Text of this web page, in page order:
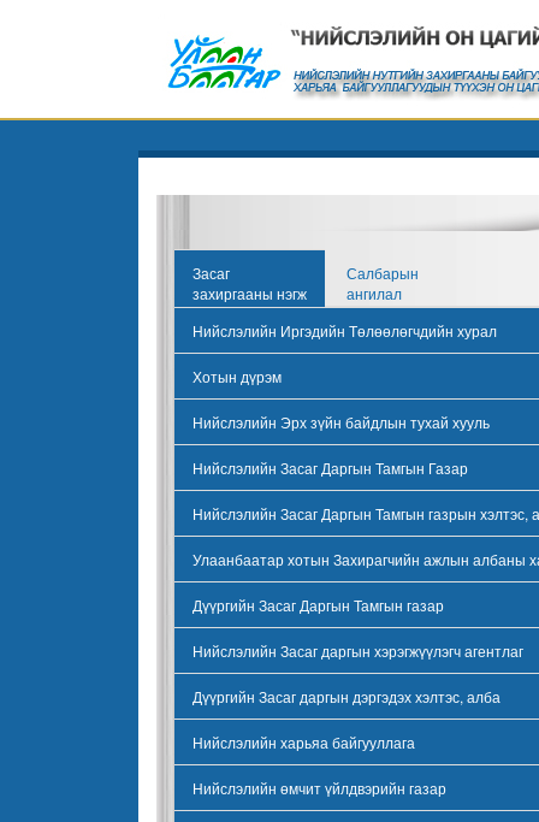
Засаг
захиргааны нэгж
Салбарын
ангилал
Нийслэлийн Иргэдийн Төлөөлөгчдийн хурал
Хотын дүрэм
Нийслэлийн Эрх зүйн байдлын тухай хууль
Нийслэлийн Засаг Даргын Тамгын Газар
Нийслэлийн Засаг Даргын Тамгын газрын хэлтэс,
Улаанбаатар хотын Захирагчийн ажлын албаны
Дүүргийн Засаг Даргын Тамгын газар
Нийслэлийн Засаг даргын хэрэгжүүлэгч агентлаг
Дүүргийн Засаг даргын дэргэдэх хэлтэс, алба
Нийслэлийн харьяа байгууллага
Нийслэлийн өмчит үйлдвэрийн газар